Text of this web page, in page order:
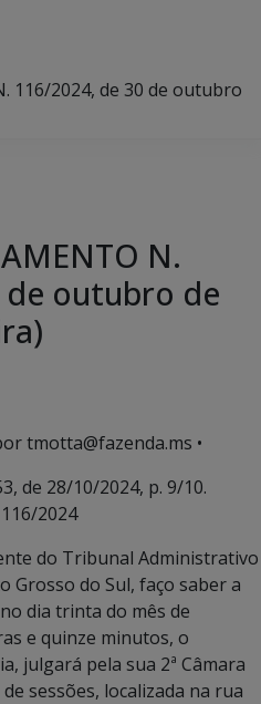
116/2024, de 30 de outubro
N.
de outubro de
tmotta@fazenda.ms •
de 28/10/2024, p. 9/10.
2024
do Tribunal Administrativo
Grosso do Sul, faço saber a
dia trinta do mês de
e quinze minutos, o
julgará pela sua 2ª Câmara
sessões, localizada na rua